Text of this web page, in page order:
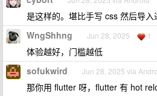
是这样的。堪比手写 css 然后导入
WngShhng Jun 28, 2025 1
体验越好，门槛越低
sofukwird Jun 28, 2025 via
那你用 flutter 呀，flutter 有 hot